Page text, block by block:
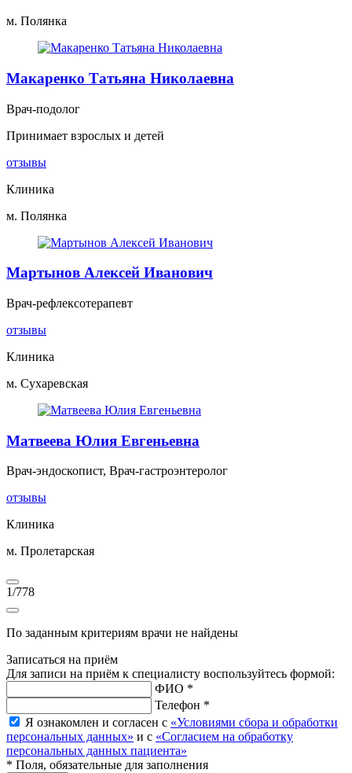
м. Полянка
Макаренко Татьяна Николаевна
Врач-подолог
Принимает взрослых и детей
отзывы
Клиника
м. Полянка
Мартынов Алексей Иванович
Врач-рефлексотерапевт
отзывы
Клиника
м. Сухаревская
Матвеева Юлия Евгеньевна
Врач-эндоскопист, Врач-гастроэнтеролог
отзывы
Клиника
м. Пролетарская
1/778
По заданным критериям врачи не найдены
Записаться на приём
Для записи на приём к специалисту воспользуйтесь формой:
ФИО *
Телефон *
Я ознакомлен и согласен с «Условиями сбора и обработки
персональных данных» и с «Согласием на обработку
персональных данных пациента»
* Поля, обязательные для заполнения